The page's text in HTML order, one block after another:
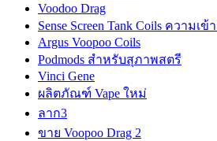
Voodoo Drag
Sense Screen Tank Coils ความเข้
Argus Voopoo Coils
Podmods สำหรับสุภาพสตรี
Vinci Gene
ผลิตภัณฑ์ Vape ใหม่
ลาก3
ขาย Voopoo Drag 2